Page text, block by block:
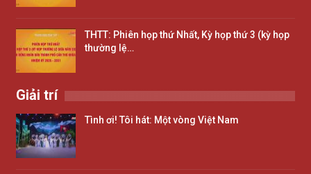
THTT: Phiên họp thứ Nhất, Kỳ họp thứ 3 (kỳ họp
thường lệ…
Giải trí
Tình ơi! Tôi hát: Một vòng Việt Nam